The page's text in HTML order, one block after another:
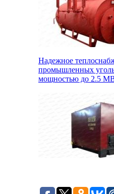
Надежное
промышленных
мощностью до 2.5